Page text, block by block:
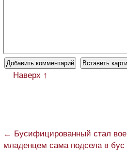
Наверх ↑
← Бусифицированный стал
младенцем сама подсела в бус